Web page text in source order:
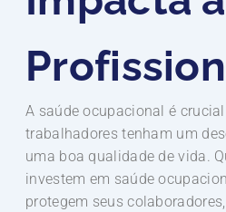
A saúde ocupacional é
trabalhadores tenham um
uma boa qualidade de vida.
investem em saúde
protegem seus